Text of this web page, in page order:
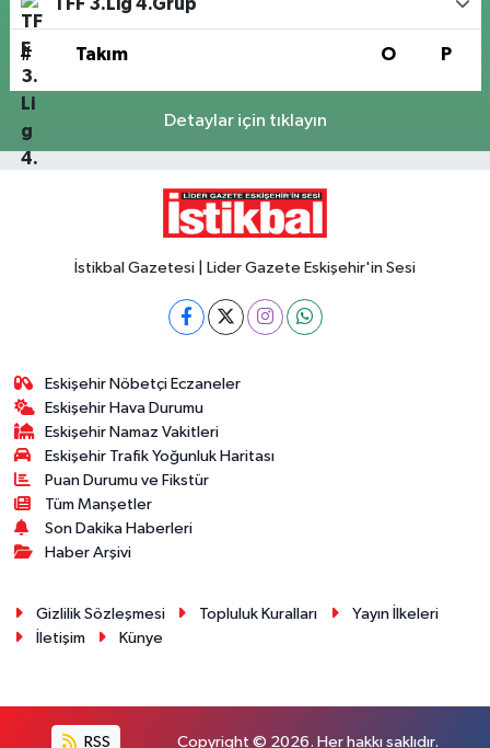
TFF 3.Lig 4.Grup
# Takım O P
Detaylar için tıklayın
İstikbal Gazetesi | Lider Gazete Eskişehir'in Sesi
Eskişehir Nöbetçi Eczaneler
Eskişehir Hava Durumu
Eskişehir Namaz Vakitleri
Eskişehir Trafik Yoğunluk Haritası
Puan Durumu ve Fikstür
Tüm Manşetler
Son Dakika Haberleri
Haber Arşivi
Gizlilik Sözleşmesi Topluluk Kuralları
Yayın İlkeleri
İletişim
Künye
RSS Copyright © 2026. Her hakkı saklıdır.